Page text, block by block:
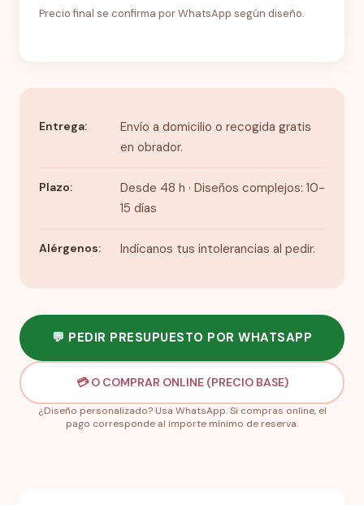
Precio final se confirma por WhatsApp según diseño.
Entrega:
Envío a domicilio o recogida gratis
en obrador.
Plazo:
Desde 48 h · Diseños complejos: 10-
15 días
Alérgenos: Indícanos tus intolerancias al pedir.
💬 PEDIR PRESUPUESTO POR WHATSAPP
💳 O COMPRAR ONLINE (PRECIO BASE)
¿Diseño personalizado? Usa WhatsApp. Si compras online, el
pago corresponde al importe mínimo de reserva.